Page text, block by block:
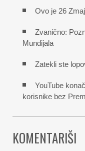
Ovo je 26
Zvanično:
Mundijala
Zatekli ste
YouTube
korisnike bez
KOMENTARIŠI